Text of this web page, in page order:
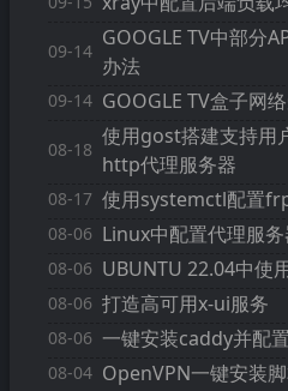
09-14
GOOGLE TV中部分
办法
09-14 GOOGLE TV盒子网
08-18
使用gost搭建支持用
http代理服务器
08-17 使用systemctl配置
08-06 Linux中配置代理服务
08-06 UBUNTU 22.04中使
08-06 打造高可用x-ui服务
08-06 一键安装caddy并配
08-04 OpenVPN一键安装